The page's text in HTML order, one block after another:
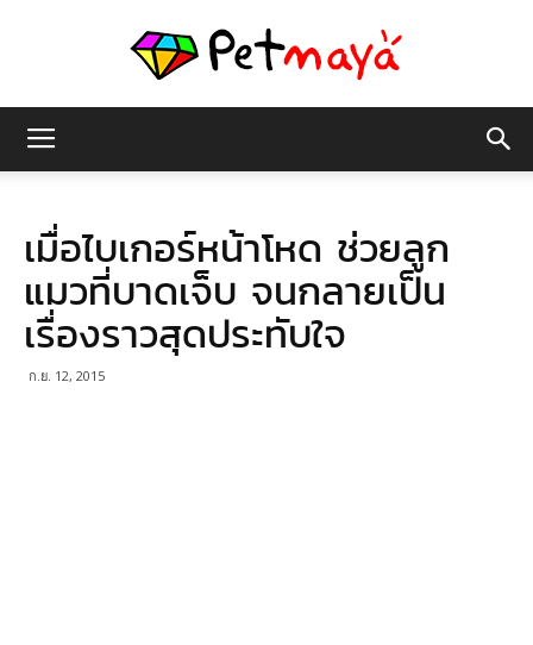
มายา
เมื่อไบเกอร์หน้าโหด ช่วยลูก
แมวที่บาดเจ็บ จนกลายเป็น
เรื่องราวสุดประทับใจ
ก.ย. 12, 2015